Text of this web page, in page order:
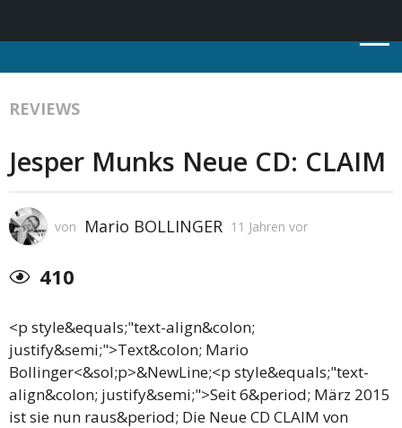
REVIEWS
Jesper Munks Neue CD: CLAIM
von Mario BOLLINGER 11 Jahren vor
410
<p style&equals;"text-align&colon;
justify&semi;">Text&colon; Mario
Bollinger<&sol;p>&NewLine;<p style&equals;"text-
align&colon; justify&semi;">Seit 6&period; März 2015
ist sie nun raus&period; Die Neue CD CLAIM von